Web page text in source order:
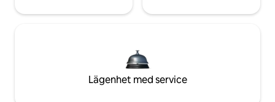
Lägenhet med service